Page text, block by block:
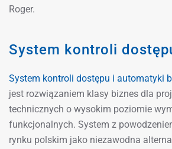
Roger.
System kontroli
System kontroli dostępu i automatyki
jest rozwiązaniem klasy biznes dla
technicznych o wysokim poziomie
funkcjonalnych. System z
rynku polskim jako niezawodna